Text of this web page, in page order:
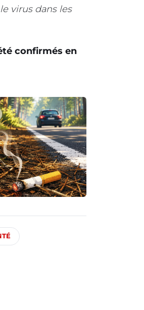
virus dans les
confirmés en